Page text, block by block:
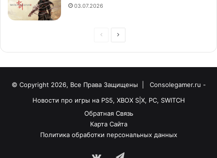
03.07.2026
© Copyright 2026, Все Права Защищены |
Consolegamer.ru -
Новости про игры на PS5, XBOX S|X, PC, SWITCH
Обратная Связь
Карта Сайта
Политика обработки персональных данных